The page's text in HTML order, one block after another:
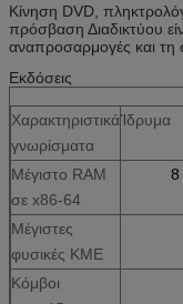
Κίνηση DVD,
πρόσβαση Διαδικτύου
αναπροσαρμογές και τη
Εκδόσεις
Χαρακτηριστικά
γνωρίσματα
Ίδρυμα
Μέγιστο RAM
σε x86-64
Μέγιστες
φυσικές ΚΜΕ
Κόμβοι